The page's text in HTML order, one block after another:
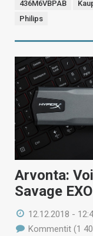
436M6VBPAB
Philips
Arvonta:
Savage
12.12.2018 -
Kommentit (1